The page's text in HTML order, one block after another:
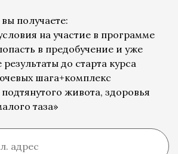
получаете:
на участие в программе
в предобучение и уже
до старта курса
шага+комплекс
живота, здоровья
таза»